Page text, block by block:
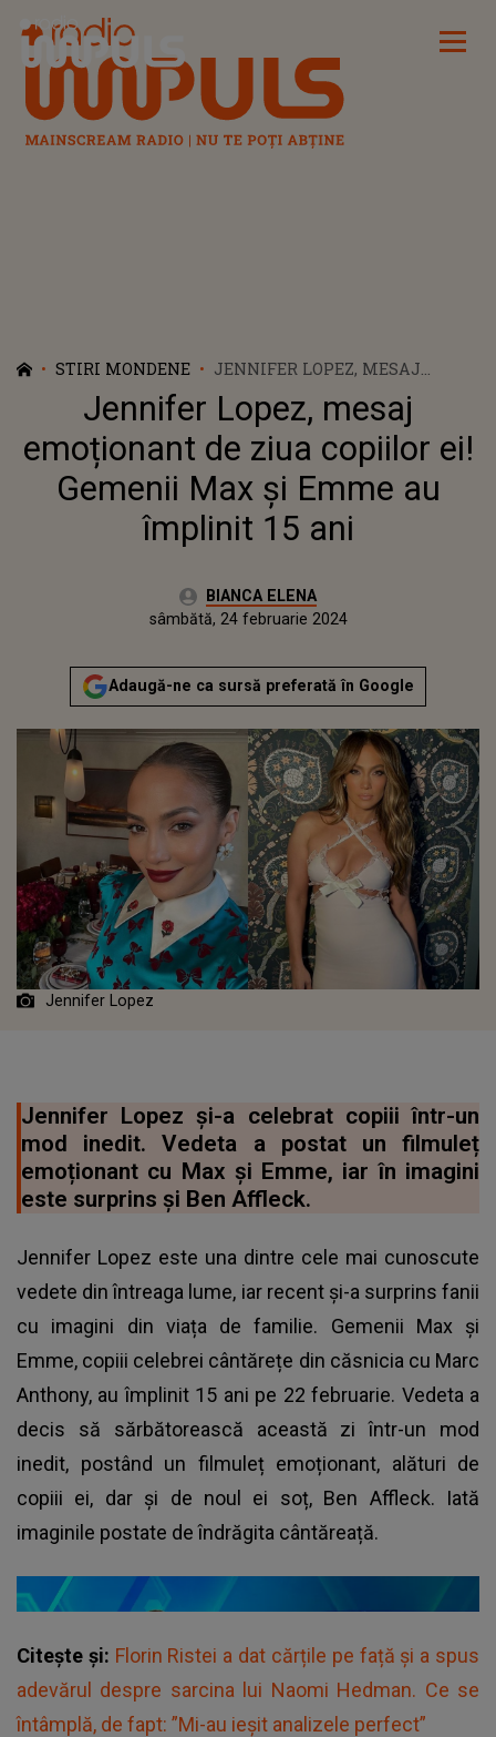
Radio Impuls
STIRI MONDENE
JENNIFER LOPEZ, MESAJ
EMOȚIONANT DE ZIUA
COPIILOR EI! GEMENII MAX ȘI
EMME AU ÎMPLINIT 15 ANI
Jennifer Lopez, mesaj
emoționant de ziua copiilor ei!
Gemenii Max și Emme au
împlinit 15 ani
Autor:BIANCA ELENA
vineri, 24 februarie 2023Actualizat:
sâmbătă, 24 februarie 2024
Adaugă-ne ca sursă preferată în Google
Jennifer Lopez
Jennifer Lopez și-a celebrat copiii într-un
mod inedit. Vedeta a postat un filmuleț
emoționant cu Max și Emme, iar în imagini
este surprins și Ben Affleck.
Jennifer Lopez este una dintre cele mai cunoscute
vedete din întreaga lume, iar recent și-a surprins fanii
cu imagini din viața de familie. Gemenii Max și
Emme, copiii celebrei cântărețe din căsnicia cu Marc
Anthony, au împlinit 15 ani pe 22 februarie. Vedeta a
decis să sărbătorească această zi într-un mod
inedit, postând un filmuleț emoționant, alături de
copiii ei, dar și de noul ei soț, Ben Affleck. Iată
imaginile postate de îndrăgita cântăreață.
Citește și: Florin Ristei a dat cărțile pe față și a spus
adevărul despre sarcina lui Naomi Hedman. Ce se
întâmplă, de fapt: ”Mi-au ieșit analizele perfect”